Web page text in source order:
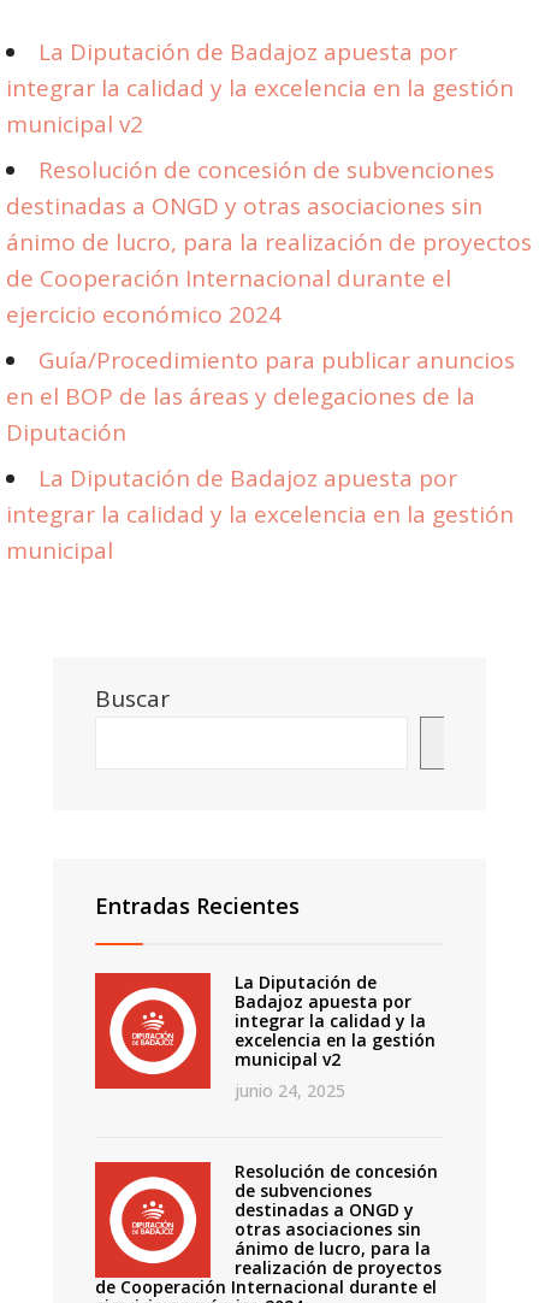
La Diputación de Badajoz apuesta por
integrar la calidad y la excelencia en la gestión
municipal v2
Resolución de concesión de subvenciones
destinadas a ONGD y otras asociaciones sin
ánimo de lucro, para la realización de proyectos
de Cooperación Internacional durante el
ejercicio económico 2024
Guía/Procedimiento para publicar anuncios
en el BOP de las áreas y delegaciones de la
Diputación
La Diputación de Badajoz apuesta por
integrar la calidad y la excelencia en la gestión
municipal
Buscar
Entradas Recientes
La Diputación de
Badajoz apuesta por
integrar la calidad y la
excelencia en la gestión
municipal v2
junio 24, 2025
Resolución de concesión
de subvenciones
destinadas a ONGD y
otras asociaciones sin
ánimo de lucro, para la
realización de proyectos
de Cooperación Internacional durante el